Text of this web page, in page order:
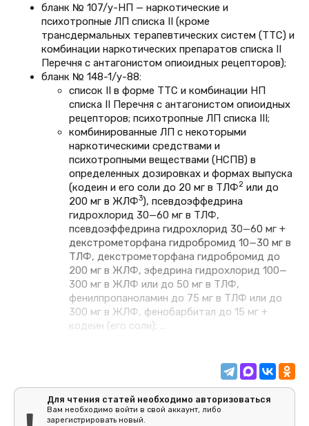
бланк № 107/у-НП — наркотические и
психотропные ЛП списка II (кроме
трансдермальных терапевтических систем (ТТС) и
комбинации наркотических препаратов списка II
Перечня с антагонистом опиоидных рецепторов);
бланк № 148-1/у-88:
список II в форме ТТС и комбинации НП
списка II Перечня с антагонистом опиоидных
рецепторов; психотропные ЛП списка III;
комбинированные ЛП с некоторыми
наркотическими средствами и
психотропными веществами (НСПВ) в
определенных дозировках и формах выпуска
(кодеин и его соли до 20 мг в ТЛФ2 или до
200 мг в ЖЛФ3), псевдоэффедрина
гидрохлорид 30—60 мг в ТЛФ,
псевдоэффедрина гидрохлорид 30—60 мг +
декстрометорфана гидробромид 10—30 мг в
ТЛФ, декстрометорфана гидробромид до
200 мг в ЖЛФ, эфедрина гидрохлорид 100—
300 мг в ЖЛФ или до 50 мг в ТЛФ,
фенилпропаноламин до 75 мг в ТЛФ или до
300 мг в ЖЛФ, фенобарбитал до 15 мг +
кодеин (его соли); ...
Для чтения статей необходимо авторизоваться
Вам необходимо войти в свой аккаунт, либо
зарегистрировать новый.